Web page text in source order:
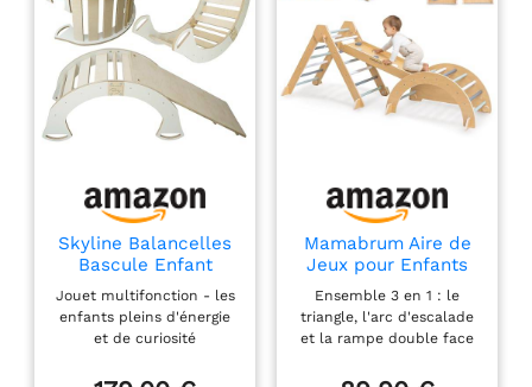
Skyline Balancelles
Bascule Enfant
Montessori Bebe 1
an Escalade Arche
en Bois Mur
descalade meble
Jouet multifonction - les
enfants pleins d'énergie
et de curiosité
bien grâce à ce jouet
Mamabrum Aire de
Jeux pour Enfants
en Bois - Triangle
Pickler, Arc
d'escalade,
Toboggan Double
Ensemble 3 en 1 : le
triangle, l'arc d'escalade
et la rampe double face
activités à la maison,